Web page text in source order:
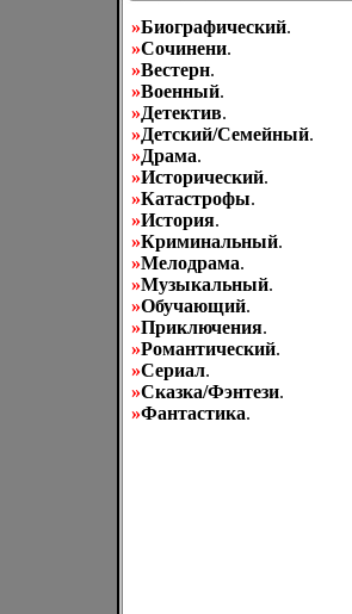
»Биографический.
»Cочинени.
»Вестерн.
»Военный.
»Детектив.
»Детский/Семейный.
»Драма.
»Исторический.
»Катастрофы.
»История.
»Криминальный.
»Мелодрама.
»Музыкальный.
»Обучающий.
»Приключения.
»Романтический.
»Сериал.
»Сказка/Фэнтези.
»Фантастика.